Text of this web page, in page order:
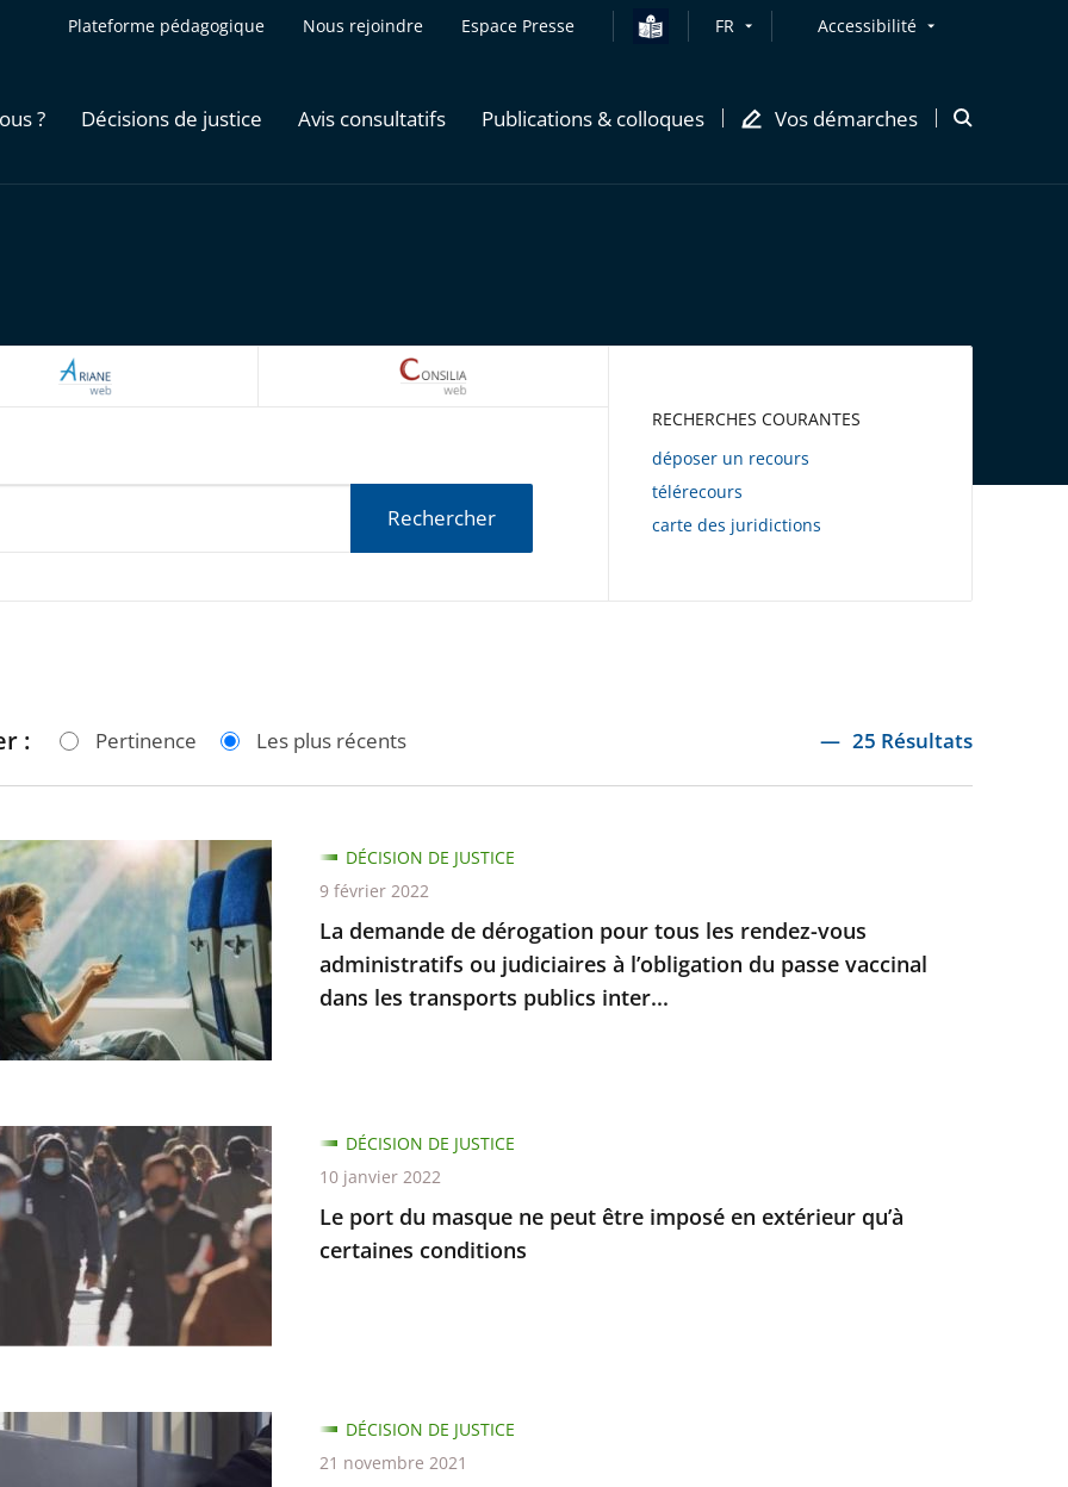
Plateforme pédagogique Nous rejoindre Espace Presse FR Accessibilité
? Décisions de justice Avis consultatifs Publications & colloques Vos démarches
Ouvrir
ARIANEWEB
Rechercher
RECHERCHES COURANTES
déposer un recours
télérecours
carte des juridictions
: Pertinence Les plus récents 25 Résultats
La demande de dérogation pour tous les rendez-vous
administratifs ou judiciaires à l’obligation du passe vaccinal
dans les transports publics inter...
DÉCISION DE JUSTICE
9 février 2022
Le port du masque ne peut être imposé en extérieur qu’à
certaines conditions
DÉCISION DE JUSTICE
10 janvier 2022
DÉCISION DE JUSTICE
21 novembre 2021